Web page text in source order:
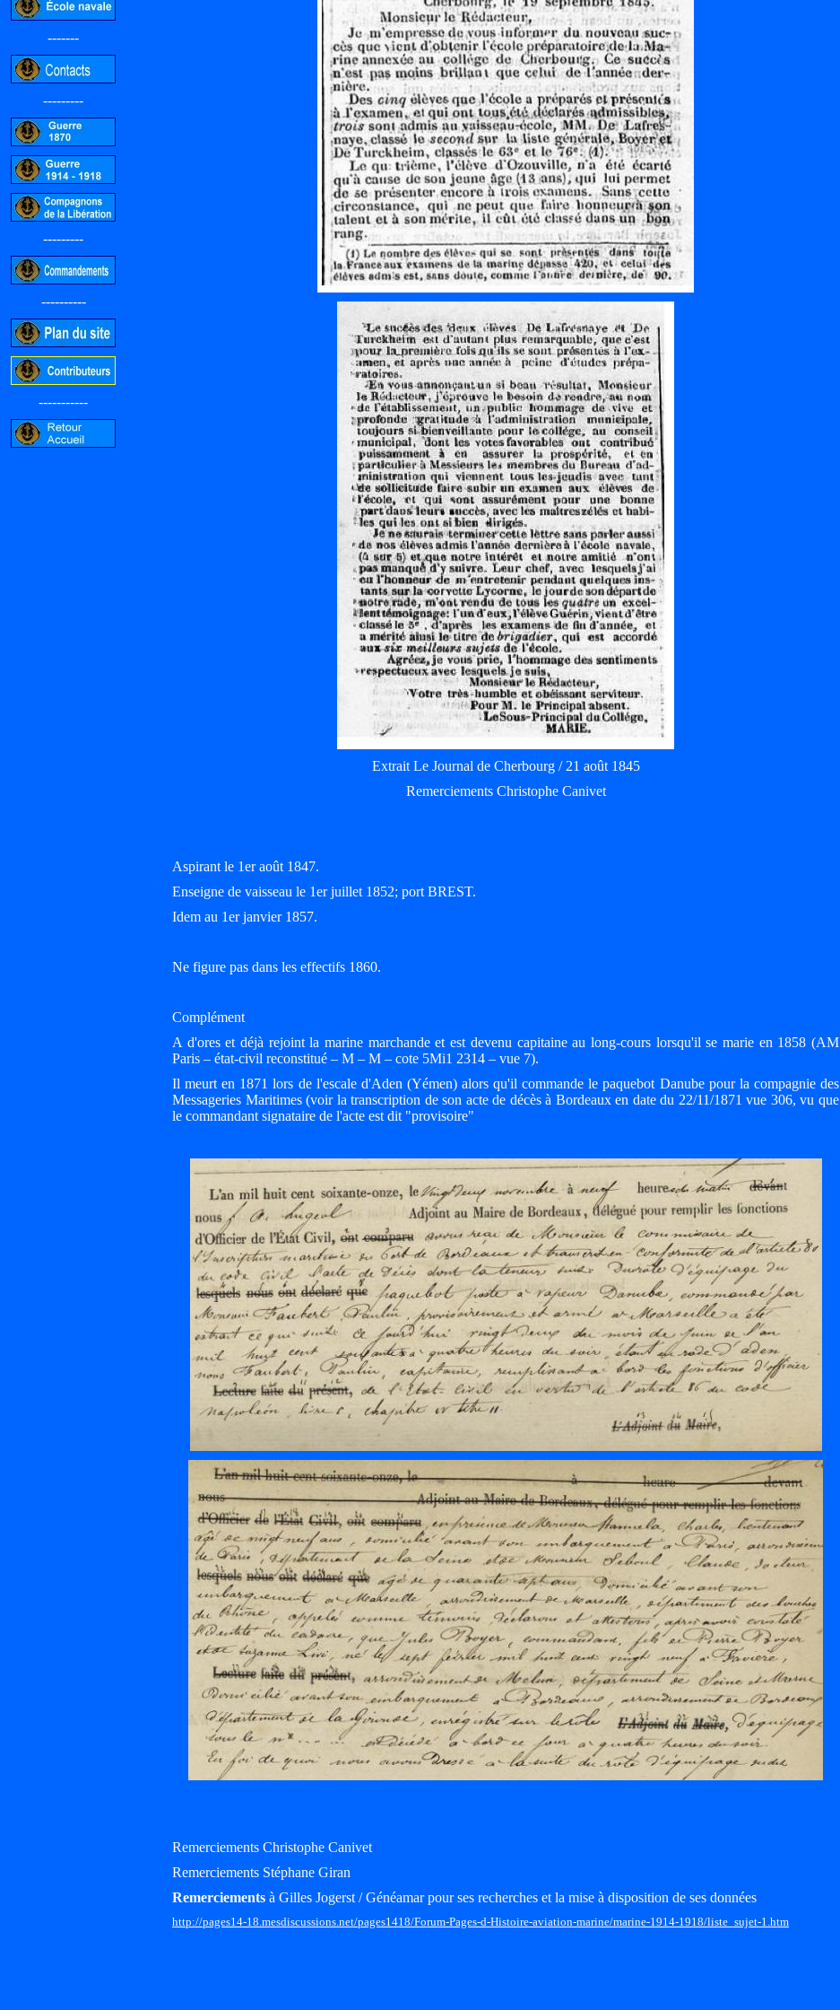
-------
---------
---------
----------
-----------
Extrait Le Journal de Cherbourg / 21 août 1845
Remerciements Christophe Canivet
Aspirant le 1er août 1847.
Enseigne de vaisseau le 1er juillet 1852; port BREST.
Idem au 1er janvier 1857.
Ne figure pas dans les effectifs 1860.
Complément
A d'ores et déjà rejoint la marine marchande et est devenu capitaine au long-cours lorsqu'il se marie en 1858 (AM
Paris – état-civil reconstitué – M – M – cote 5Mi1 2314 – vue 7).
Il meurt en 1871 lors de l'escale d'Aden (Yémen) alors qu'il commande le paquebot Danube pour la compagnie des
Messageries Maritimes (voir la transcription de son acte de décès à Bordeaux en date du 22/11/1871 vue 306, vu que
le commandant signataire de l'acte est dit "provisoire"
Remerciements Christophe Canivet
Remerciements Stéphane Giran
Remerciements à Gilles Jogerst / Généamar pour ses recherches et la mise à disposition de ses données
http://pages14-18.mesdiscussions.net/pages1418/Forum-Pages-d-Histoire-aviation-marine/marine-1914-1918/liste_sujet-1.htm